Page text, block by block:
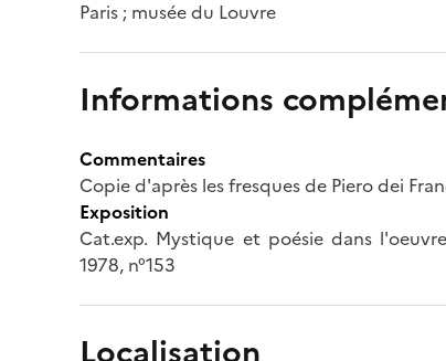
Paris ; musée du Louvre
Informations
Commentaires
Copie d'après les fresques de Piero dei
Exposition
Cat.exp. Mystique et poésie dans
1978, n°153
Localisation